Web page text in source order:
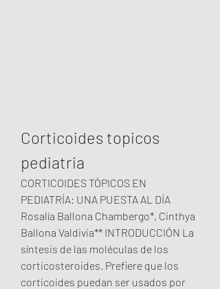
Corticoides topicos
pediatria
CORTICOIDES TÓPICOS EN
PEDIATRÍA: UNA PUESTA AL DÍA
Rosalía Ballona Chambergo*, Cinthya
Ballona Valdivia** INTRODUCCIÓN La
síntesis de las moléculas de los
corticosteroides. Prefiere que los
corticoides puedan ser usados por